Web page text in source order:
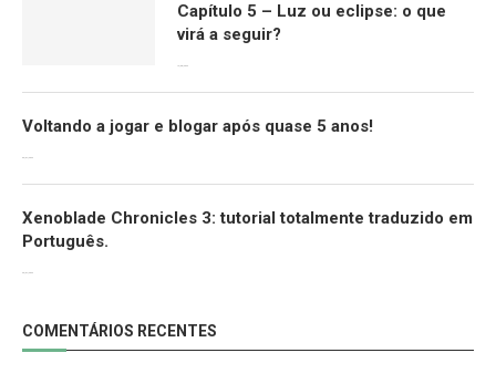
Capítulo 5 – Luz ou eclipse: o que
virá a seguir?
Voltando a jogar e blogar após quase 5 anos!
Xenoblade Chronicles 3: tutorial totalmente traduzido em
Português.
COMENTÁRIOS RECENTES